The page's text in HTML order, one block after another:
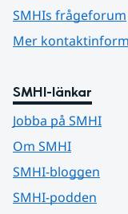
SMHIs frågeforum
Mer
SMHI-länkar
Jobba på SMHI
Om SMHI
SMHI-bloggen
SMHI-podden